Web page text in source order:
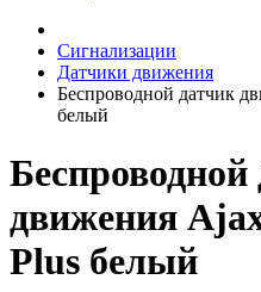
Сигнализации
Датчики движения
Беспроводной датчик
белый
Беспроводной
движения
Plus белый